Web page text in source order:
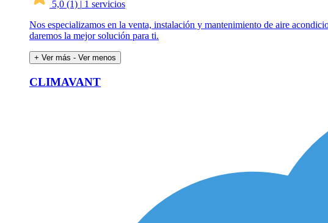
5,0 (1) | 1 servicios
Nos especializamos en la venta, instalación y mantenimiento de aire
daremos la mejor solución para ti.
+ Ver más - Ver menos
CLIMAVANT